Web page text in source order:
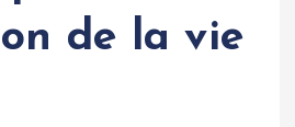
de la vie